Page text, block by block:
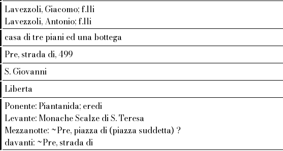
Lavezzoli, Giacomo; f.lli
Lavezzoli, Antonio; f.lli
casa di tre piani ed una bottega
Pre, strada di, 499
S. Giovanni
Liberta
Ponente: Piantanida; eredi
Levante: Monache Scalze di S. Teresa
Mezzanotte: ~Pre, piazza di (piazza suddetta) ?
davanti: ~Pre, strada di